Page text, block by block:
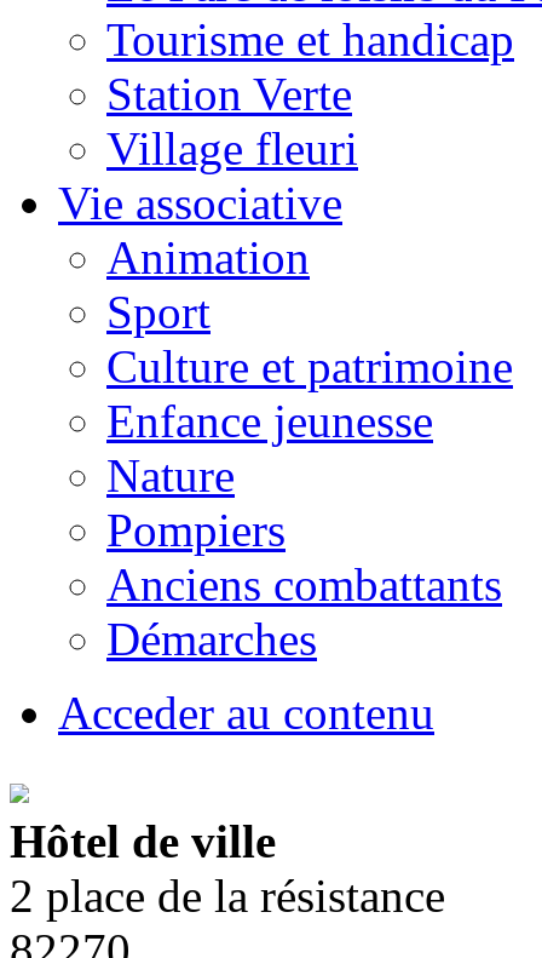
Tourisme et handicap
Station Verte
Village fleuri
Vie associative
Animation
Sport
Culture et patrimoine
Enfance jeunesse
Nature
Pompiers
Anciens combattants
Démarches
Acceder au contenu
Hôtel de ville
2 place de la résistance